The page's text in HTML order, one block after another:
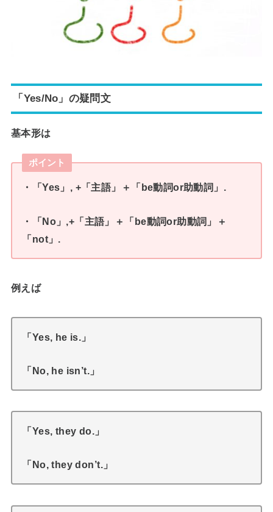
「Yes/No」の疑問文
基本形は
ポイント
・「Yes」, +「主語」＋「be動詞or助動詞」.
・「No」,+「主語」＋「be動詞or助動詞」＋
「not」.
例えば
「Yes, he is.」
「No, he isn’t.」
「Yes, they do.」
「No, they don’t.」